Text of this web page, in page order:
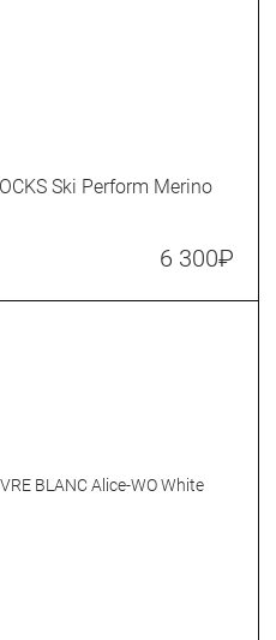
Ski Perform Merino
6 300₽